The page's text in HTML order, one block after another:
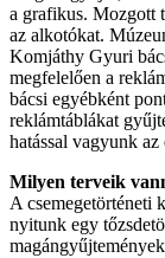
a grafikus. Mozgott
az alkotókat.
Komjáthy Gyuri
megfelelően a
bácsi egyébként
reklámtáblákat
hatással vagyunk az
Milyen terveik
A csemegetörténeti
nyitunk egy